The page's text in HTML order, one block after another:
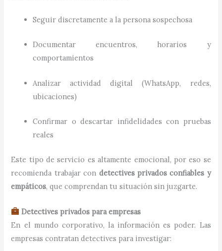
Seguir discretamente a la persona sospechosa
Documentar encuentros, horarios y
comportamientos
Analizar actividad digital (WhatsApp, redes,
ubicaciones)
Confirmar o descartar infidelidades con pruebas
reales
Este tipo de servicio es altamente emocional, por eso se
recomienda trabajar con detectives privados confiables y
empáticos, que comprendan tu situación sin juzgarte.
Detectives privados para empresas
En el mundo corporativo, la información es poder. Las
empresas contratan detectives para investigar: